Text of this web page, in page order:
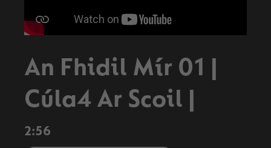
An Fhidil Mír 01 |
Cúla4 Ar Scoil |
2:56